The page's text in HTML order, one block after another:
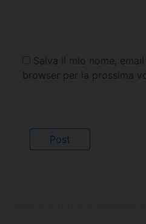
Salva il mio nome,
browser per la prossima